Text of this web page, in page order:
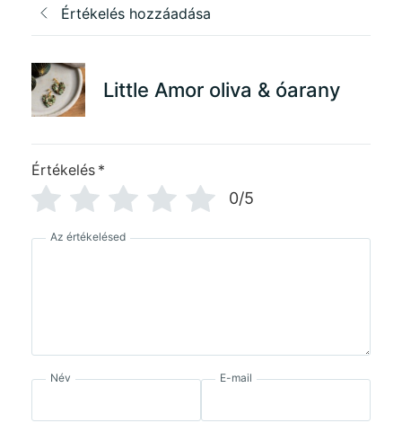
Értékelés hozzáadása
Little Amor oliva & óarany
Értékelés *
0/5
Az értékelésed
Név E-mail